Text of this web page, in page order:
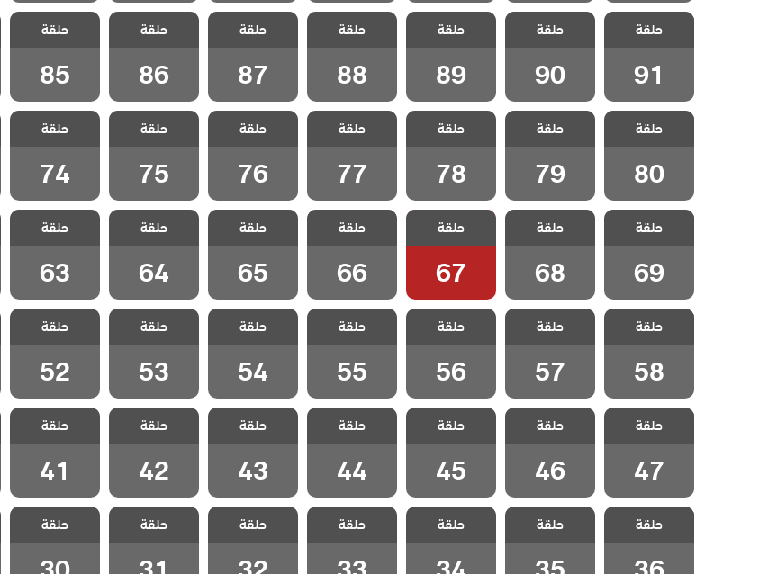
مسلسل ياسمين
مدبلج الحلقة 91
حلقة
91
مسلسل ياسمين
مدبلج الحلقة 90
حلقة
90
مسلسل ياسمين
مدبلج الحلقة 89
حلقة
89
مسلسل ياسمين
مدبلج الحلقة 88
حلقة
88
مسلسل ياسمين
مدبلج الحلقة 87
حلقة
87
مسلسل ياسمين
مدبلج الحلقة 86
حلقة
86
مسلسل ياسمين
مدبلج الحلقة 85
حلقة
85
مسلسل ياسمين
مدبلج الحلقة 80
حلقة
80
مسلسل ياسمين
مدبلج الحلقة 79
حلقة
79
مسلسل ياسمين
مدبلج الحلقة 78
حلقة
78
مسلسل ياسمين
مدبلج الحلقة 77
حلقة
77
مسلسل ياسمين
مدبلج الحلقة 76
حلقة
76
مسلسل ياسمين
مدبلج الحلقة 75
حلقة
75
مسلسل ياسمين
مدبلج الحلقة 74
حلقة
74
مسلسل ياسمين
مدبلج الحلقة 69
حلقة
69
مسلسل ياسمين
مدبلج الحلقة 68
حلقة
68
مسلسل ياسمين
مدبلج الحلقة 67
حلقة
67
مسلسل ياسمين
مدبلج الحلقة 66
حلقة
66
مسلسل ياسمين
مدبلج الحلقة 65
حلقة
65
مسلسل ياسمين
مدبلج الحلقة 64
حلقة
64
مسلسل ياسمين
مدبلج الحلقة 63
حلقة
63
مسلسل ياسمين
مدبلج الحلقة 58
حلقة
58
مسلسل ياسمين
مدبلج الحلقة 57
حلقة
57
مسلسل ياسمين
مدبلج الحلقة 56
حلقة
56
مسلسل ياسمين
مدبلج الحلقة 55
حلقة
55
مسلسل ياسمين
مدبلج الحلقة 54
حلقة
54
مسلسل ياسمين
مدبلج الحلقة 53
حلقة
53
مسلسل ياسمين
مدبلج الحلقة 52
حلقة
52
مسلسل ياسمين
مدبلج الحلقة 47
حلقة
47
مسلسل ياسمين
مدبلج الحلقة 46
حلقة
46
مسلسل ياسمين
مدبلج الحلقة 45
حلقة
45
مسلسل ياسمين
مدبلج الحلقة 44
حلقة
44
مسلسل ياسمين
مدبلج الحلقة 43
حلقة
43
مسلسل ياسمين
مدبلج الحلقة 42
حلقة
42
مسلسل ياسمين
مدبلج الحلقة 41
حلقة
41
مسلسل ياسمين
مدبلج الحلقة 36
حلقة
مسلسل ياسمين
مدبلج الحلقة 35
حلقة
مسلسل ياسمين
مدبلج الحلقة 34
حلقة
مسلسل ياسمين
مدبلج الحلقة 33
حلقة
مسلسل ياسمين
مدبلج الحلقة 32
حلقة
مسلسل ياسمين
مدبلج الحلقة 31
حلقة
مسلسل ياسمين
مدبلج الحلقة 30
حلقة